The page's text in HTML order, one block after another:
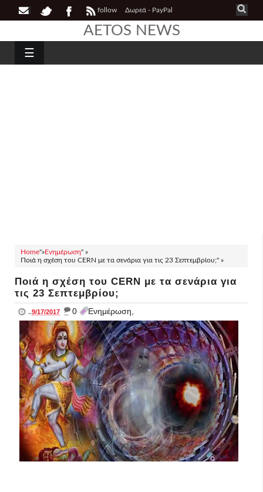
follow Δωρεά - PayPal
AETOS NEWS
☰
Home"»Ενημέρωση" »
Ποιά η σχέση του CERN με τα σενάρια για τις 23 Σεπτεμβρίου;" »
Ποιά η σχέση του CERN με τα σενάρια για
τις 23 Σεπτεμβρίου;
..9/17/2017 _ 0 Ενημέρωση,